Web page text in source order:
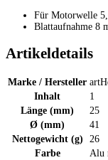
Für Motorwelle
Blattaufnahme 8
Artikeldetails
Marke / Hersteller
Inhalt
1
Länge (mm)
25
Ø (mm)
41
Nettogewicht (g)
26
Farbe
Alu